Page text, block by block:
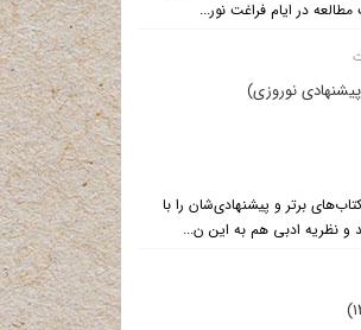
برتر و پیشنهادی‌شان را با
و نظریه ادبی هم به این ن...